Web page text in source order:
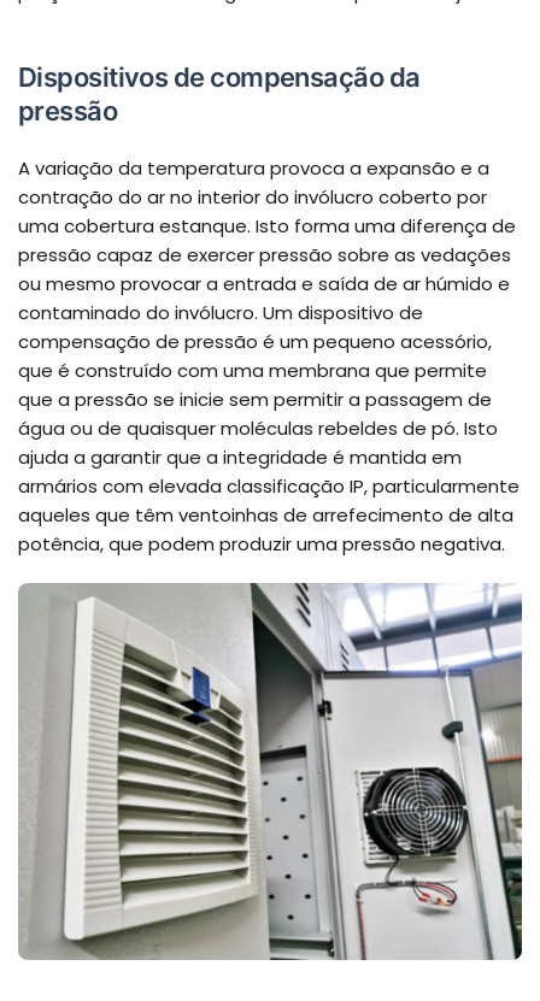
Dispositivos de compensação da
pressão
A variação da temperatura provoca a expansão e a
contração do ar no interior do invólucro coberto por
uma cobertura estanque. Isto forma uma diferença de
pressão capaz de exercer pressão sobre as vedações
ou mesmo provocar a entrada e saída de ar húmido e
contaminado do invólucro. Um dispositivo de
compensação de pressão é um pequeno acessório,
que é construído com uma membrana que permite
que a pressão se inicie sem permitir a passagem de
água ou de quaisquer moléculas rebeldes de pó. Isto
ajuda a garantir que a integridade é mantida em
armários com elevada classificação IP, particularmente
aqueles que têm ventoinhas de arrefecimento de alta
potência, que podem produzir uma pressão negativa.